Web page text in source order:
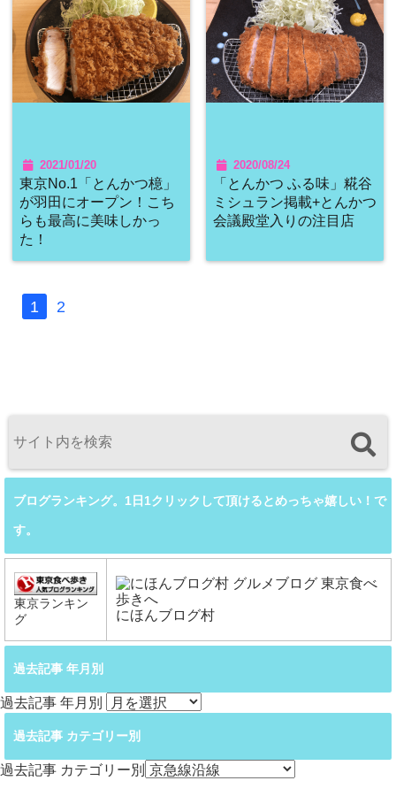
2021/01/20
東京No.1「とんかつ檍」
が羽田にオープン！こち
らも最高に美味しかっ
た！
2020/08/24
「とんかつ ふる味」糀谷
ミシュラン掲載+とんかつ
会議殿堂入りの注目店
1 2
ブログランキング。1日1クリックして頂けるとめっちゃ嬉しい！で
す。
東京ランキン
グ
にほんブログ村
過去記事 年月別
過去記事 年月別
過去記事 カテゴリー別
過去記事 カテゴリー別